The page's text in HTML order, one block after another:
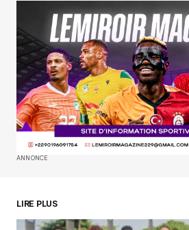
Your E-mail*
Enregistrer mon nom,
site dans le navigateur
commentaire.
SUBMIT COMMENT
ANNONCE
LIRE PLUS